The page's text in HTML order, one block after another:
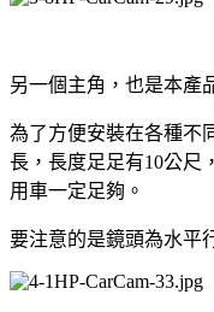
另一個主角，也是本產
為了方便安裝在各種不
長，長度足足有10公尺
用車一定足夠。
要注意的是鏡頭為水平